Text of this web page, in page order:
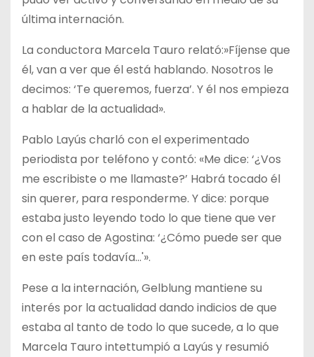
última internación.
La conductora Marcela Tauro relató:»Fíjense que
él, van a ver que él está hablando. Nosotros le
decimos: ‘Te queremos, fuerza’. Y él nos empieza
a hablar de la actualidad».
Pablo Layús charló con el experimentado
periodista por teléfono y contó: «Me dice: ‘¿Vos
me escribiste o me llamaste?’ Habrá tocado él
sin querer, para responderme. Y dice: porque
estaba justo leyendo todo lo que tiene que ver
con el caso de Agostina: ‘¿Cómo puede ser que
en este país todavía…'».
Pese a la internación, Gelblung mantiene su
interés por la actualidad dando indicios de que
estaba al tanto de todo lo que sucede, a lo que
Marcela Tauro intettumpió a Layús y resumió